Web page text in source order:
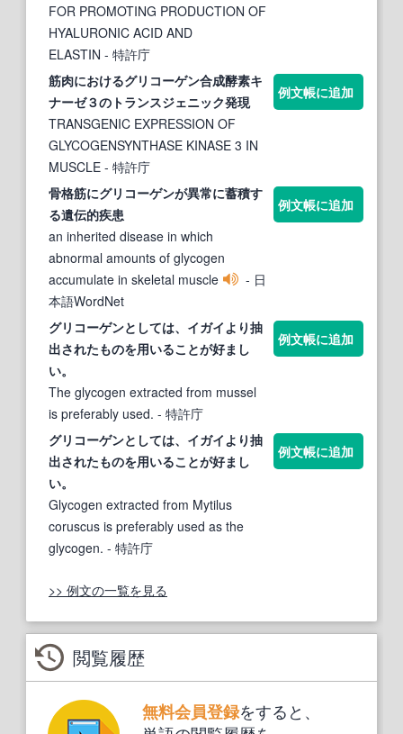
FOR PROMOTING PRODUCTION OF
HYALURONIC ACID AND
ELASTIN - 特許庁
筋肉におけるグリコーゲン合成酵素キ
ナーゼ３のトランスジェニック発現
TRANSGENIC EXPRESSION OF
GLYCOGENSYNTHASE KINASE 3 IN
MUSCLE - 特許庁
例文帳に追加
骨格筋にグリコーゲンが異常に蓄積す
る遺伝的疾患
an inherited disease in which
abnormal amounts of glycogen
accumulate in skeletal muscle
- 日
本語WordNet
例文帳に追加
グリコーゲンとしては、イガイより抽
出されたものを用いることが好まし
い。
The glycogen extracted from mussel
is preferably used. - 特許庁
例文帳に追加
グリコーゲンとしては、イガイより抽
出されたものを用いることが好まし
い。
Glycogen extracted from Mytilus
coruscus is preferably used as the
glycogen. - 特許庁
例文帳に追加
>> 例文の一覧を見る
閲覧履歴
無料会員登録をすると、